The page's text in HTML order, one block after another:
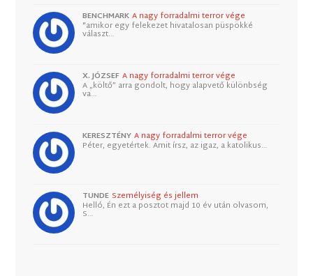
BENCHMARK A nagy forradalmi terror vége
"amikor egy felekezet hivatalosan püspökké
választ…
X. JÓZSEF A nagy forradalmi terror vége
A „költő” arra gondolt, hogy alapvető különbség
va…
KERESZTÉNY A nagy forradalmi terror vége
Péter, egyetértek. Amit írsz, az igaz, a katolikus…
TUNDE Személyiség és jellem
Helló, Én ezt a posztot majd 10 év után olvasom,
S…